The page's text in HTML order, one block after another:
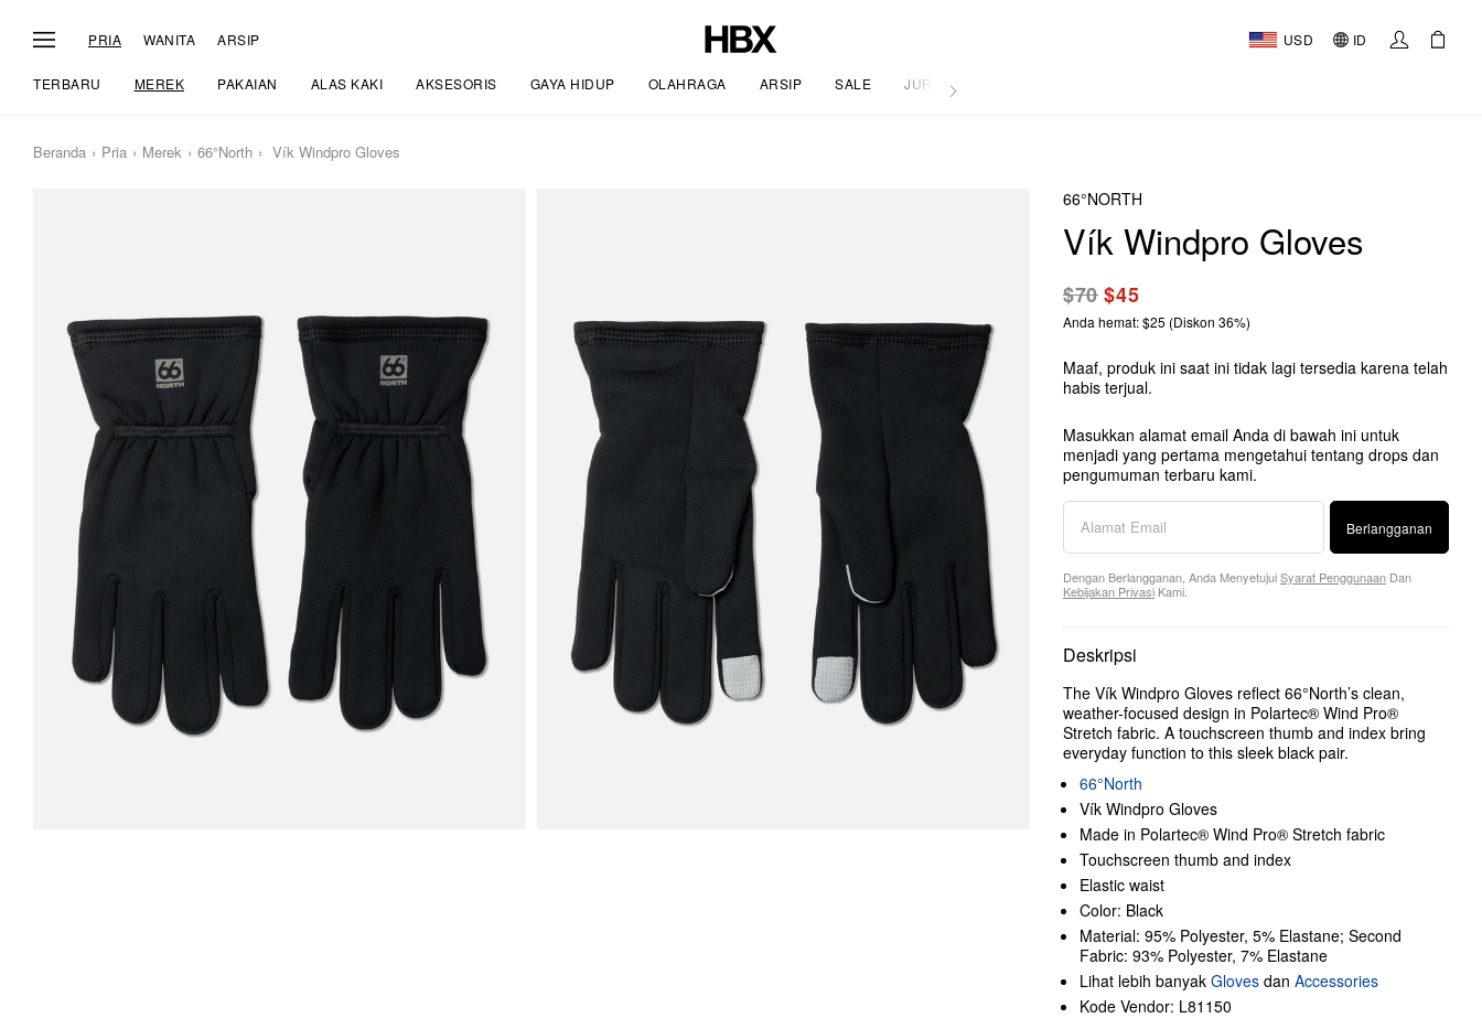
PRIA WANITA ARSIP USD ID
TERBARU MEREK PAKAIAN ALAS KAKI AKSESORIS GAYA HIDUP OLAHRAGA ARSIP SALE JURNAL
Beranda Pria Merek 66°North Vík Windpro Gloves
66°NORTH
Vík Windpro Gloves
$70$45
Anda hemat: $25 (Diskon 36%)
Maaf, produk ini saat ini tidak lagi tersedia karena telah
habis terjual.
Masukkan alamat email Anda di bawah ini untuk
menjadi yang pertama mengetahui tentang drops dan
pengumuman terbaru kami.
Berlangganan
Dengan Berlangganan, Anda MenyetujuiSyarat Penggunaan Dan
Kebijakan Privasi Kami.
Deskripsi
The Vík Windpro Gloves reflect 66°North’s clean,
weather-focused design in Polartec® Wind Pro®
Stretch fabric. A touchscreen thumb and index bring
everyday function to this sleek black pair.
66°North
Vík Windpro Gloves
Made in Polartec® Wind Pro® Stretch fabric
Touchscreen thumb and index
Elastic waist
Color: Black
Material: 95% Polyester, 5% Elastane; Second
Fabric: 93% Polyester, 7% Elastane
Lihat lebih banyak Gloves dan Accessories
Kode Vendor: L81150